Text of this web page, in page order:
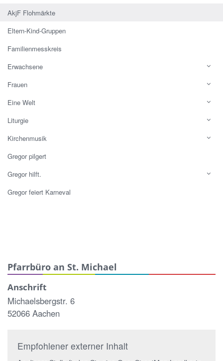
AkjF Flohmärkte
Eltern-Kind-Gruppen
Familienmesskreis
Erwachsene
Frauen
Eine Welt
Liturgie
Kirchenmusik
Gregor pilgert
Gregor hilft.
Gregor feiert Karneval
Pfarrbüro an St. Michael
Anschrift
Michaelsbergstr. 6
52066 Aachen
Empfohlener externer Inhalt